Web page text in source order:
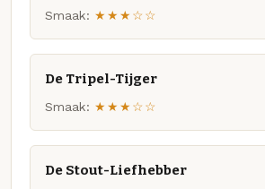
Smaak: ★★★☆☆
De Tripel-Tijger
Smaak: ★★★☆☆
De Stout-Liefhebber